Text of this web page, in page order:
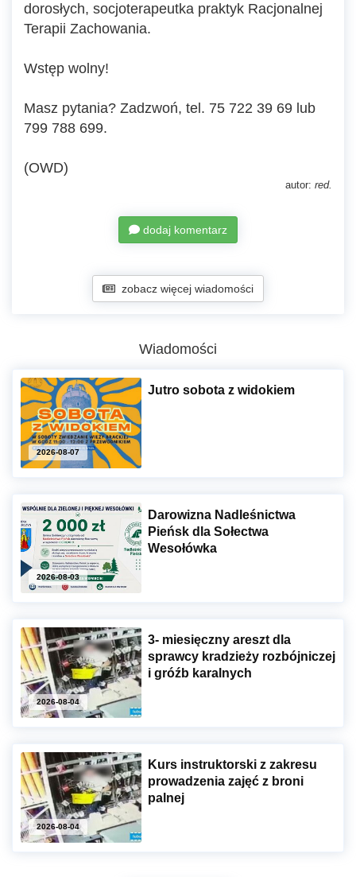
dorosłych, socjoterapeutka praktyk Racjonalnej
Terapii Zachowania.
Wstęp wolny!
Masz pytania? Zadzwoń, tel. 75 722 39 69 lub
799 788 699.
(OWD)
autor: red.
dodaj komentarz
zobacz więcej wiadomości
Wiadomości
2026-08-07
Jutro sobota z widokiem
2026-08-03
Darowizna Nadleśnictwa
Pieńsk dla Sołectwa
Wesołówka
2026-08-04
3- miesięczny areszt dla
sprawcy kradzieży rozbójniczej
i gróźb karalnych
2026-08-04
Kurs instruktorski z zakresu
prowadzenia zajęć z broni
palnej